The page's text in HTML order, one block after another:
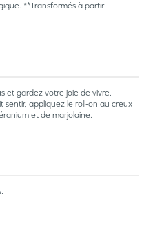
**Transformés à partir
et gardez votre joie de vivre.
sentir, appliquez le roll-on au creux
et de marjolaine.